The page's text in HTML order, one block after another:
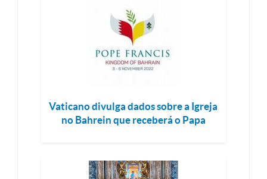
Vaticano divulga dados sobre a Igreja
no Bahrein que receberá o Papa